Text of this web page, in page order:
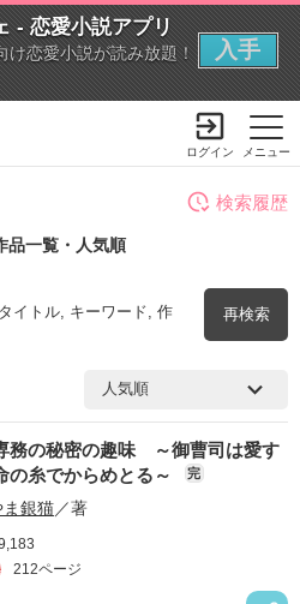
- 恋愛小説アプリ
け恋愛小説が読み放題！
入手
メニュー
ログイン
品一覧・人気順
タイトル, キーワード, 作
再検索
を含む
検索履歴
務の秘密の趣味 ～御曹司は愛す
の糸でからめとる～
完
ま銀猫／著
212ページ